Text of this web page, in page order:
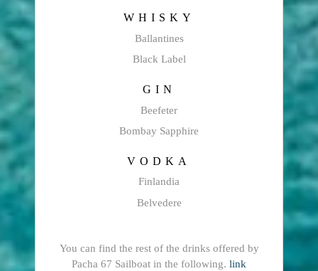
WHISKY
Ballantines
Black Label
GIN
Beefeter
Bombay Sapphire
VODKA
Finlandia
Belvedere
You can find the rest of the drinks offered by
Pacha 67 Sailboat in the following. link